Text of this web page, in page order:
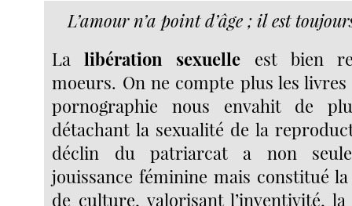
L’amour n’a point d’âge ; il est
Lalibération sexuelle est bien
moeurs. On ne compte plus les
pornographie nous envahit de
détachant la sexualité de la
déclin du patriarcat a non
jouissance féminine mais constitué
de culture, valorisant l’inventivité,